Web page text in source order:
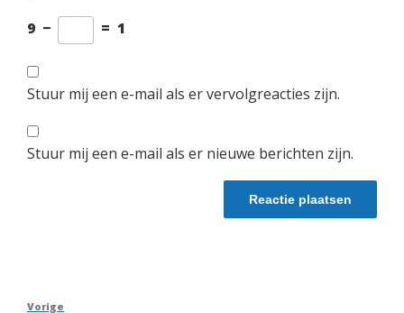
9 − = 1
Stuur mij een e-mail als er vervolgreacties zijn.
Stuur mij een e-mail als er nieuwe berichten zijn.
Berichtnavigatie
Vorig
Vorige